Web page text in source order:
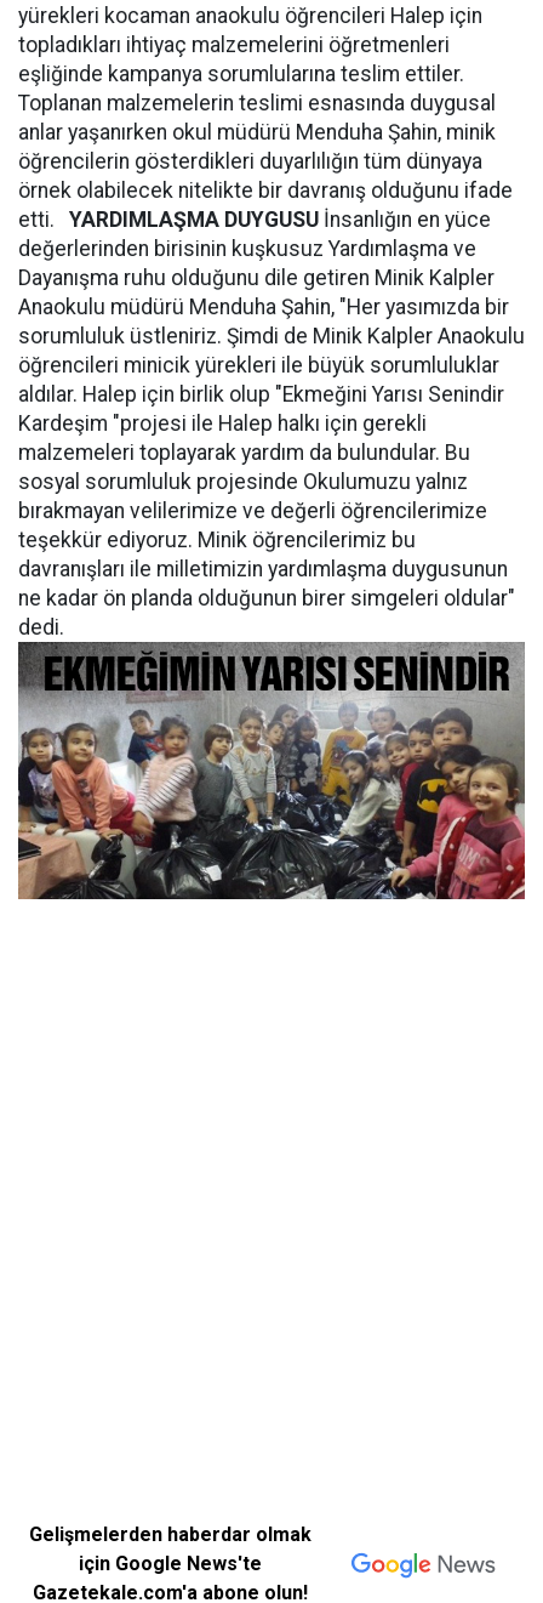
yürekleri kocaman anaokulu öğrencileri Halep için
topladıkları ihtiyaç malzemelerini öğretmenleri
eşliğinde kampanya sorumlularına teslim ettiler.
Toplanan malzemelerin teslimi esnasında duygusal
anlar yaşanırken okul müdürü Menduha Şahin, minik
öğrencilerin gösterdikleri duyarlılığın tüm dünyaya
örnek olabilecek nitelikte bir davranış olduğunu ifade
etti. YARDIMLAŞMA DUYGUSU İnsanlığın en yüce
değerlerinden birisinin kuşkusuz Yardımlaşma ve
Dayanışma ruhu olduğunu dile getiren Minik Kalpler
Anaokulu müdürü Menduha Şahin, "Her yasımızda bir
sorumluluk üstleniriz. Şimdi de Minik Kalpler Anaokulu
öğrencileri minicik yürekleri ile büyük sorumluluklar
aldılar. Halep için birlik olup "Ekmeğini Yarısı Senindir
Kardeşim "projesi ile Halep halkı için gerekli
malzemeleri toplayarak yardım da bulundular. Bu
sosyal sorumluluk projesinde Okulumuzu yalnız
bırakmayan velilerimize ve değerli öğrencilerimize
teşekkür ediyoruz. Minik öğrencilerimiz bu
davranışları ile milletimizin yardımlaşma duygusunun
ne kadar ön planda olduğunun birer simgeleri oldular"
dedi.
Gelişmelerden haberdar olmak
için Google News'te
Gazetekale.com'a abone olun!